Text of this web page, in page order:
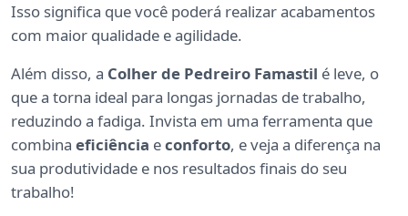
Isso significa que você poderá realizar acabamentos
com maior qualidade e agilidade.
Além disso, a Colher de Pedreiro Famastil é leve, o
que a torna ideal para longas jornadas de trabalho,
reduzindo a fadiga. Invista em uma ferramenta que
combina eficiência econforto, e veja a diferença na
sua produtividade e nos resultados finais do seu
trabalho!